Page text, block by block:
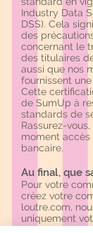
Industry Data
DSS). Cela
des
concernant le
des titulaires
aussi que nos
fournissent
Cette
de SumUp à
standards de
Rassurez-
moment
bancaire.
Au final, que
Pour votre
créez votre
loutre.com,
uniquement
prénom,